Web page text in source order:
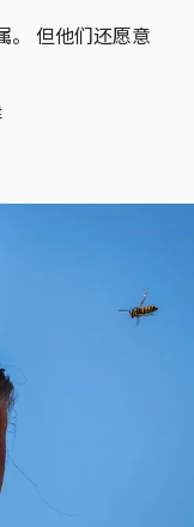
。 但他们还愿意